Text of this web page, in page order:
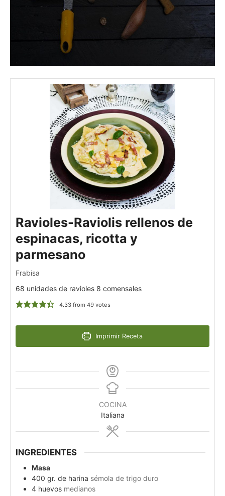
Ravioles-Raviolis rellenos de
espinacas, ricotta y
parmesano
Frabisa
68 unidades de ravioles 8 comensales
4.33from 49votes
Imprimir Receta
COCINA
Italiana
INGREDIENTES
Masa
400 gr. de harina sémola de trigo duro
4 huevos medianos